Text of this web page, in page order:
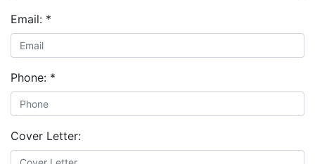
Email: *
Phone: *
Cover Letter: